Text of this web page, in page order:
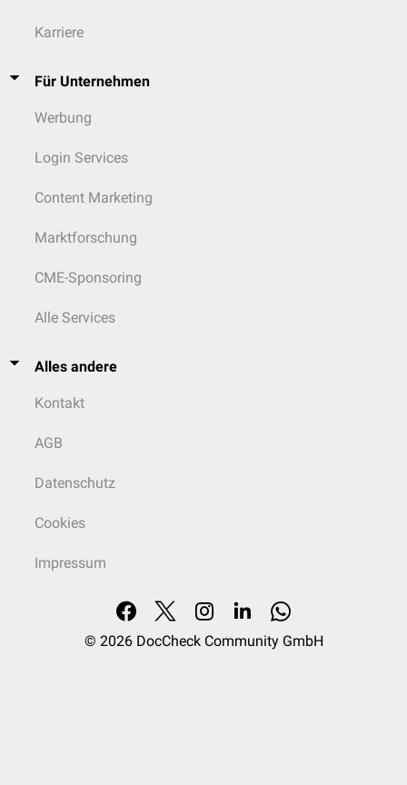
Karriere
Für Unternehmen
Werbung
Login Services
Content Marketing
Marktforschung
CME-Sponsoring
Alle Services
Alles andere
Kontakt
AGB
Datenschutz
Cookies
Impressum
© 2026 DocCheck Community GmbH